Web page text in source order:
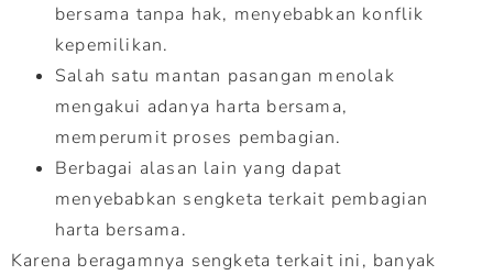
bersama tanpa hak, menyebabkan konflik
kepemilikan.
Salah satu mantan pasangan menolak
mengakui adanya harta bersama,
memperumit proses pembagian.
Berbagai alasan lain yang dapat
menyebabkan sengketa terkait pembagian
harta bersama.
Karena beragamnya sengketa terkait ini, banyak